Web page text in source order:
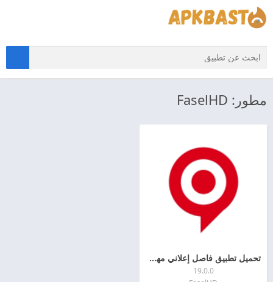
مطور: FaselHD
تحميل تطبيق فاصل إعلاني مهكر 2026 FaselHD APK اخر اصدار للاندرويد
19.0.0